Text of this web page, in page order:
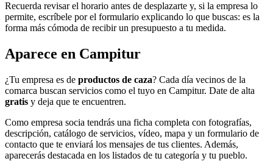
Recuerda revisar el horario antes de desplazarte y, si la empresa lo
permite, escríbele por el formulario explicando lo que buscas: es la
forma más cómoda de recibir un presupuesto a tu medida.
Aparece en Campitur
¿Tu empresa es de productos de caza? Cada día vecinos de la
comarca buscan servicios como el tuyo en Campitur. Date de alta
gratis y deja que te encuentren.
Como empresa socia tendrás una ficha completa con fotografías,
descripción, catálogo de servicios, vídeo, mapa y un formulario de
contacto que te enviará los mensajes de tus clientes. Además,
aparecerás destacada en los listados de tu categoría y tu pueblo.